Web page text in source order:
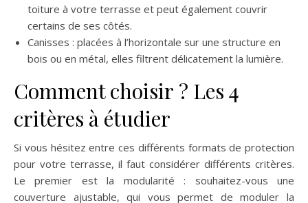
toiture à votre terrasse et peut également couvrir
certains de ses côtés.
Canisses : placées à l’horizontale sur une structure en
bois ou en métal, elles filtrent délicatement la lumière.
Comment choisir ? Les 4
critères à étudier
Si vous hésitez entre ces différents formats de protection
pour votre terrasse, il faut considérer différents critères.
Le premier est la modularité : souhaitez-vous une
couverture ajustable, qui vous permet de moduler la